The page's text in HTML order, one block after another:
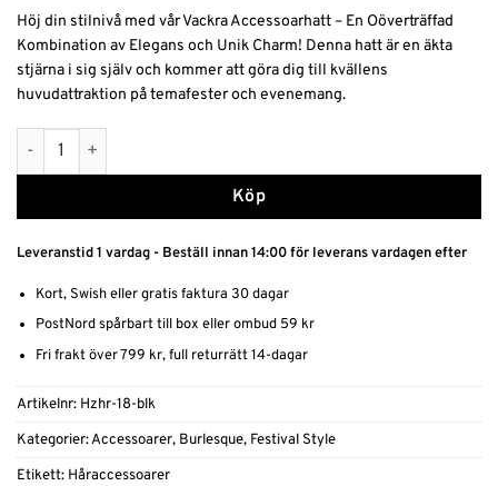
Höj din stilnivå med vår Vackra Accessoarhatt – En Oöverträffad
Kombination av Elegans och Unik Charm! Denna hatt är en äkta
stjärna i sig själv och kommer att göra dig till kvällens
huvudattraktion på temafester och evenemang.
Elegant Accessoar Hatt som smyckesdetalj med hårspänne
Köp
Alternative:
Leveranstid 1 vardag - Beställ innan 14:00 för leverans vardagen efter
Kort, Swish eller gratis faktura 30 dagar
PostNord spårbart till box eller ombud 59 kr
Fri frakt över 799 kr, full returrätt 14-dagar
Artikelnr: Hzhr-18-blk
Kategorier:Accessoarer, Burlesque, Festival Style
Etikett: Håraccessoarer